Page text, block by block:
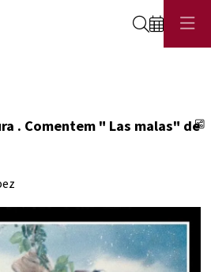
Cerca
. Comentem " Las malas" de